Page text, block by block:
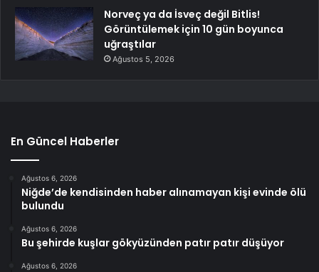
Norveç ya da İsveç değil Bitlis!
Görüntülemek için 10 gün boyunca
uğraştılar
Ağustos 5, 2026
En Güncel Haberler
Ağustos 6, 2026
Niğde’de kendisinden haber alınamayan kişi evinde ölü
bulundu
Ağustos 6, 2026
Bu şehirde kuşlar gökyüzünden patır patır düşüyor
Ağustos 6, 2026